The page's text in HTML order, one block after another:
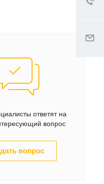
ответят на
вопрос
вопрос